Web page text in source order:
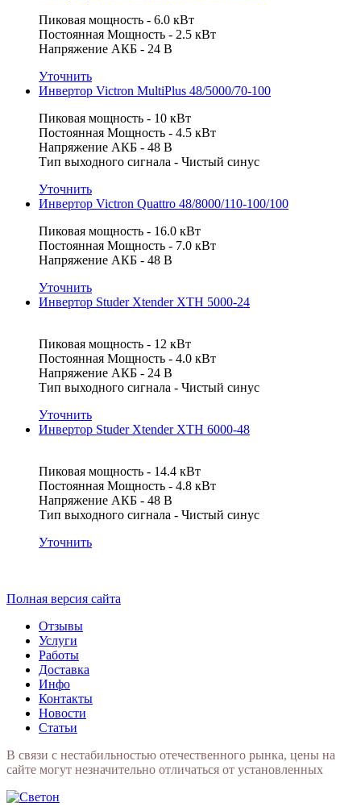
Пиковая мощность - 6.0 кВт
Постоянная Мощность - 2.5 кВт
Напряжение АКБ - 24 В
Уточнить
Инвертор Victron MultiPlus 48/5000/70-100
Пиковая мощность - 10 кВт
Постоянная Мощность - 4.5 кВт
Напряжение АКБ - 48 В
Тип выходного сигнала - Чистый синус
Уточнить
Инвертор Victron Quattro 48/8000/110-100/100
Пиковая мощность - 16.0 кВт
Постоянная Мощность - 7.0 кВт
Напряжение АКБ - 48 В
Уточнить
Инвертор Studer Xtender XTH 5000-24
Пиковая мощность - 12 кВт
Постоянная Мощность - 4.0 кВт
Напряжение АКБ - 24 В
Тип выходного сигнала - Чистый синус
Уточнить
Инвертор Studer Xtender XTH 6000-48
Пиковая мощность - 14.4 кВт
Постоянная Мощность - 4.8 кВт
Напряжение АКБ - 48 В
Тип выходного сигнала - Чистый синус
Уточнить
Полная версия сайта
Отзывы
Услуги
Работы
Доставка
Инфо
Контакты
Новости
Статьи
В связи с нестабильностью отечественного рынка, цены на
сайте могут незначительно отличаться от установленных